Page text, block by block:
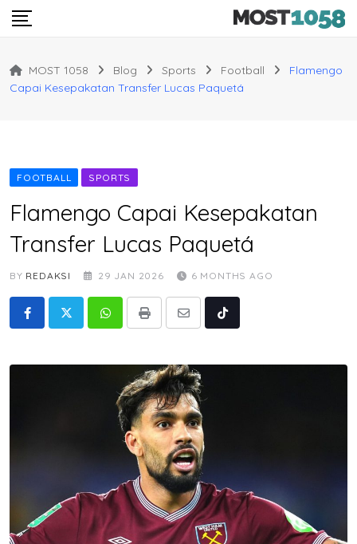
Skip
MOST 1058 Blog Sports Football
Flamengo
Capai Kesepakatan Transfer Lucas Paquetá
FOOTBALL SPORTS
Flamengo Capai Kesepakatan
Transfer Lucas Paquetá
BY REDAKSI 29 JAN 2026 6 MONTHS AGO
WhatsappPrint
Share
Tiktok